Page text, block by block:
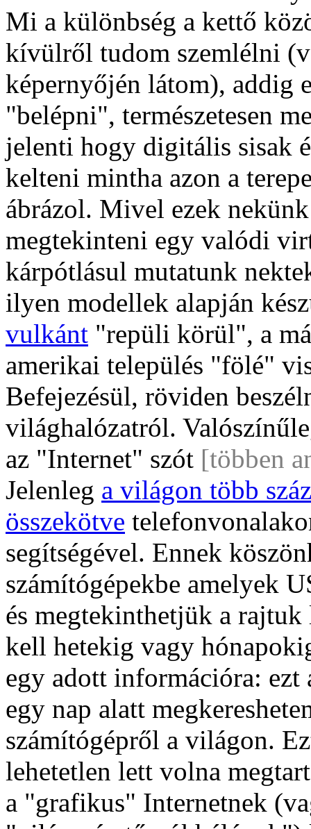
Mi a különbség a kettő
kívülről tudom szemlélni
képernyőjén látom), addig
"belépni", természetesen
jelenti hogy digitális sisak
kelteni mintha azon a
ábrázol. Mivel ezek
megtekinteni egy valódi
kárpótlásul mutatunk
ilyen modellek alapján
vulkánt "repüli körül", a
amerikai település "fölé"
Befejezésül, röviden
világhalózatról.
az "Internet" szót [többen
Jelenleg a világon több
összekötve
segítségével. Ennek
számítógépekbe amelyek
és megtekinthetjük a
kell hetekig vagy
egy adott információra:
egy nap alatt
számítógépről a világon.
lehetetlen lett volna
a "grafikus" Internetnek